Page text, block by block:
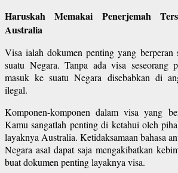
Haruskah Memakai Penerjemah
Australia
Visa ialah dokumen penting yang berperan
suatu Negara. Tanpa ada visa seseorang
masuk ke suatu Negara disebabkan di
ilegal.
Komponen-komponen dalam visa yang
Kamu sangatlah penting di ketahui oleh
layaknya Australia. Ketidaksamaan bahasa
Negara asal dapat saja mengakibatkan
buat dokumen penting layaknya visa.